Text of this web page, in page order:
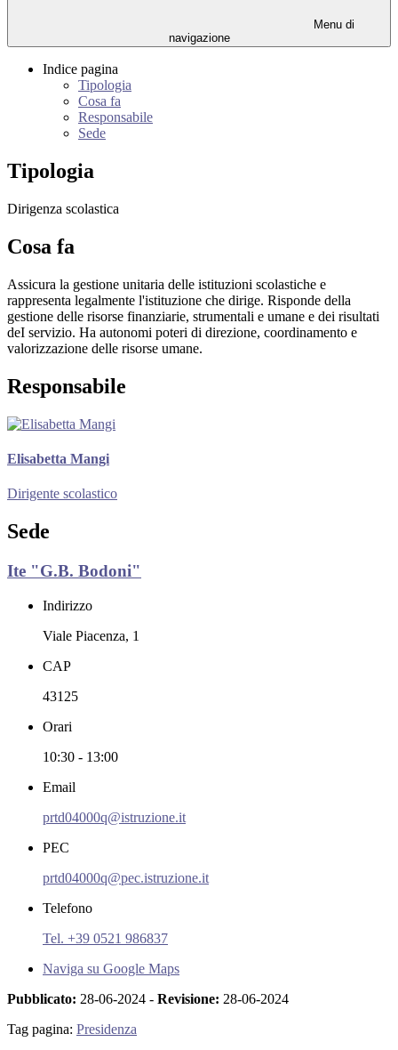
Menu di
navigazione
Indice pagina
Tipologia
Cosa fa
Responsabile
Sede
Tipologia
Dirigenza scolastica
Cosa fa
Assicura la gestione unitaria delle istituzioni scolastiche e
rappresenta legalmente l'istituzione che dirige. Risponde della
gestione delle risorse finanziarie, strumentali e umane e dei risultati
deI servizio. Ha autonomi poteri di direzione, coordinamento e
valorizzazione delle risorse umane.
Responsabile
Elisabetta Mangi
Dirigente scolastico
Sede
Ite "G.B. Bodoni"
Indirizzo
Viale Piacenza, 1
CAP
43125
Orari
10:30 - 13:00
Email
prtd04000q@istruzione.it
PEC
prtd04000q@pec.istruzione.it
Telefono
Tel. +39 0521 986837
Naviga su Google Maps
Pubblicato: 28-06-2024 - Revisione: 28-06-2024
Tag pagina: Presidenza